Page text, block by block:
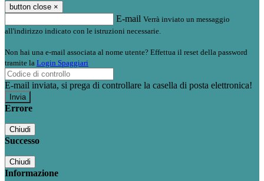
button close ×
E-mail Verrà inviato un messaggio
all'indirizzo indicato con le istruzioni necessarie.
Non hai una e-mail associata al nome utente? Effettua il reset della password
tramite la Login Spaggiari
E-mail inviata, si prega di controllare la casella di posta elettronica!
Errore
Chiudi
Successo
Chiudi
Informazione